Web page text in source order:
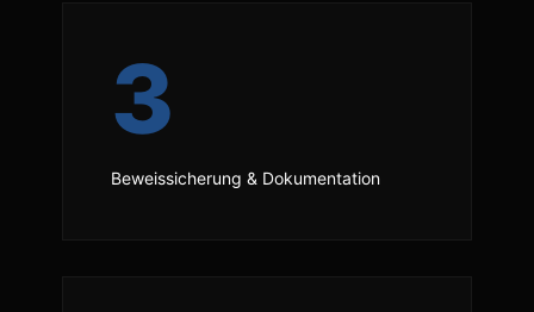
3
Beweissicherung & Dokumentation